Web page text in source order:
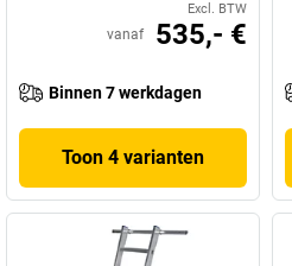
Excl. BTW
vanaf 535,- €
Binnen 7 werkdagen
Toon 4 varianten